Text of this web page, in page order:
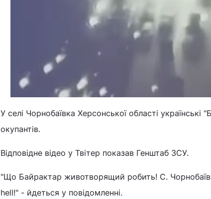
У селі Чорнобаївка Херсонської області українські
окупантів.
Відповідне відео у Твітер показав Генштаб ЗСУ.
"Що Байрактар животворящий робить! С.
hell!" - йдеться у повідомленні.